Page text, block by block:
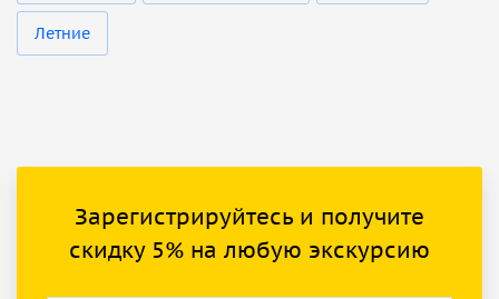
Летние
Зарегистрируйтесь и получите
скидку 5% на любую экскурсию